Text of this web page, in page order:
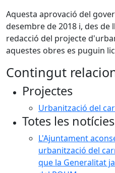
Aquesta aprovació del
desembre de 2018 i, des de
redacció del projecte
aquestes obres es puguin
Contingut
Projectes
Urbanització del
Totes les notícies
L'Ajuntament
urbanització del
que la Generalitat